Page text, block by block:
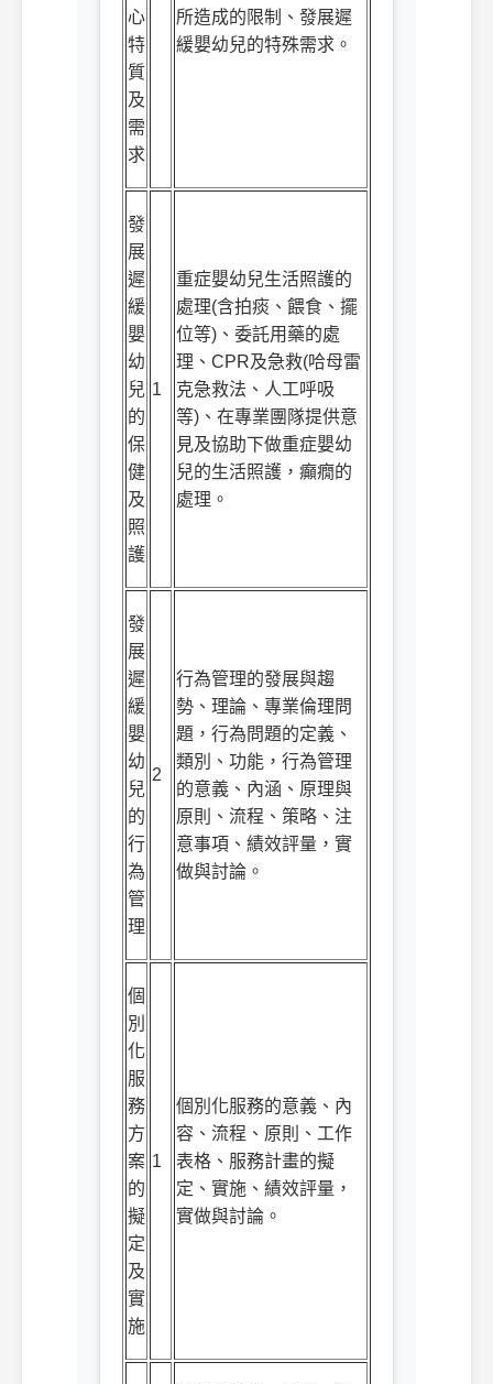
心
特
質
及
需
求
所造成的限制、發展遲
緩嬰幼兒的特殊需求。
發
展
遲
緩
嬰
幼
兒
的
保
健
及
照
護
1
重症嬰幼兒生活照護的
處理(含拍痰、餵食、擺
位等) 、委託用藥的處
理、 CPR及急救(哈母雷
克急救法、人工呼吸
等) 、在專業團隊提供意
見及協助下做重症嬰幼
兒的生活照護，癲癇的
處理。
發
展
遲
緩
嬰
幼
兒
的
行
為
管
理
2
行為管理的發展與趨
勢、理論、專業倫理問
題，行為問題的定義、
類別、功能，行為管理
的意義、內涵、原理與
原則、流程、策略、注
意事項、績效評量，實
做與討論。
個
別
化
服
務
方
案
的
擬
定
及
實
施
1
個別化服務的意義、內
容、流程、原則、工作
表格、服務計畫的擬
定、實施、績效評量，
實做與討論。